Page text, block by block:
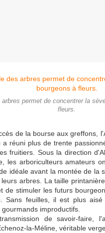
permet de concentrer la
fleurs.
de la bourse aux greffons,
a réuni plus de trente
fruitiers. Sous la direction
les arbo­riculteurs amateurs
idéale avant la montée de la
arbres. La taille
de stimuler les futurs
Sans feuilles, il est plus
improductifs.
de sa­voir-faire,
la-Méline, véritable